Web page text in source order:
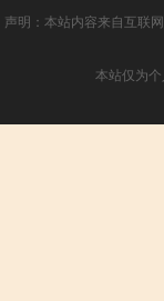
声明：本站内容来自互联
本站仅为